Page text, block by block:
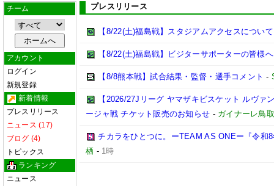
チーム
アカウント
ログイン
新規登録
新着情報
プレスリリース
ニュース (17)
ブログ (4)
トピックス
ランキング
ニュース
プレスリリース
【8/22(土)福島戦】スタジアムアクセスについて
【8/22(土)福島戦】ビジターサポーターの皆様へ
【8/8熊本戦】試合結果・監督・選手コメント -
【2026/27Jリーグ ヤマザキビスケット ルヴ
ージャ戦 チケット販売のお知らせ - ガイナーレ鳥取
チカラをひとつに。ーTEAM AS ONEー『令和
栖 - 1時